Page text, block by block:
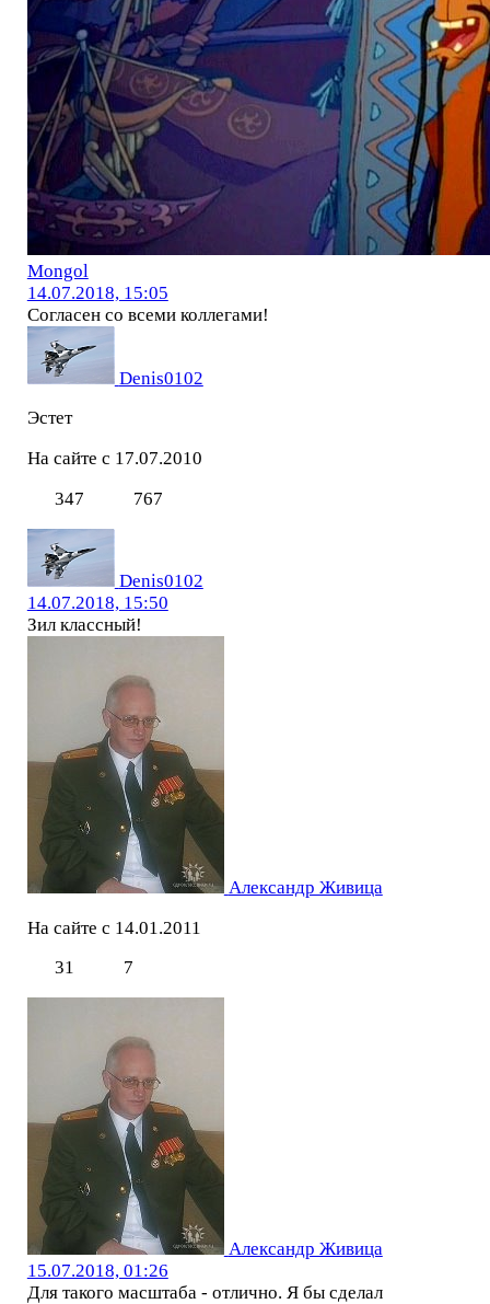
Mоngol
14.07.2018, 15:05
Согласен со всеми коллегами!
Denis0102
Эстет
На сайте с 17.07.2010
347
767
Denis0102
14.07.2018, 15:50
Зил классный!
Александр Живица
На сайте с 14.01.2011
31
7
Александр Живица
15.07.2018, 01:26
Для такого масштаба - отлично. Я бы сделал